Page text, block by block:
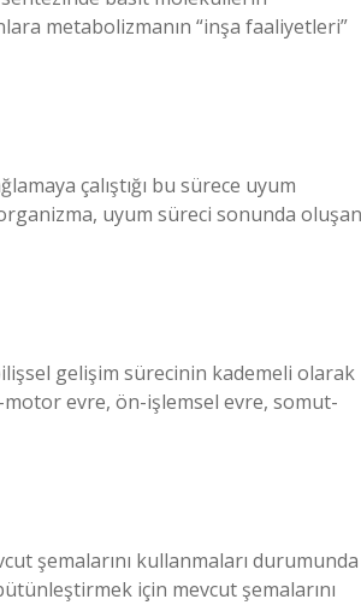
metabolizmanın “inşa faaliyetleri”
çalıştığı bu sürece uyum
uyum süreci sonunda oluşan
gelişim sürecinin kademeli olarak
evre, ön-işlemsel evre, somut-
şemalarını kullanmaları durumunda
için mevcut şemalarını